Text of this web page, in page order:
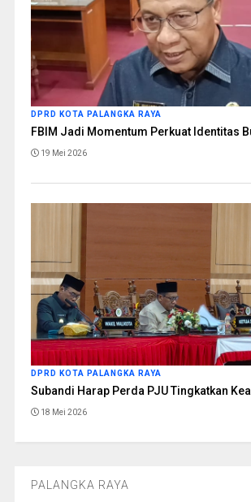
DPRD KOTA PALANGKA RAYA
FBIM Jadi Momentum Perkuat Identitas
19 Mei 2026
DPRD KOTA PALANGKA RAYA
Subandi Harap Perda PJU Tingkatkan
18 Mei 2026
PALANGKA RAYA